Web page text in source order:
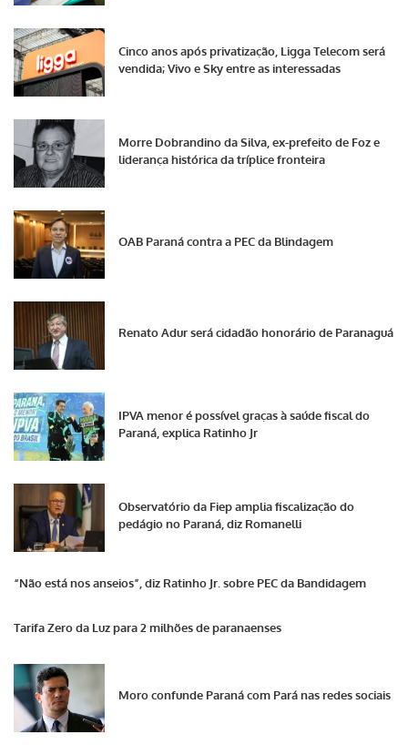
Cinco anos após privatização, Ligga Telecom será
vendida; Vivo e Sky entre as interessadas
Morre Dobrandino da Silva, ex-prefeito de Foz e
liderança histórica da tríplice fronteira
OAB Paraná contra a PEC da Blindagem
Renato Adur será cidadão honorário de Paranaguá
IPVA menor é possível graças à saúde fiscal do
Paraná, explica Ratinho Jr
Observatório da Fiep amplia fiscalização do
pedágio no Paraná, diz Romanelli
“Não está nos anseios”, diz Ratinho Jr. sobre PEC da Bandidagem
Tarifa Zero da Luz para 2 milhões de paranaenses
Moro confunde Paraná com Pará nas redes sociais